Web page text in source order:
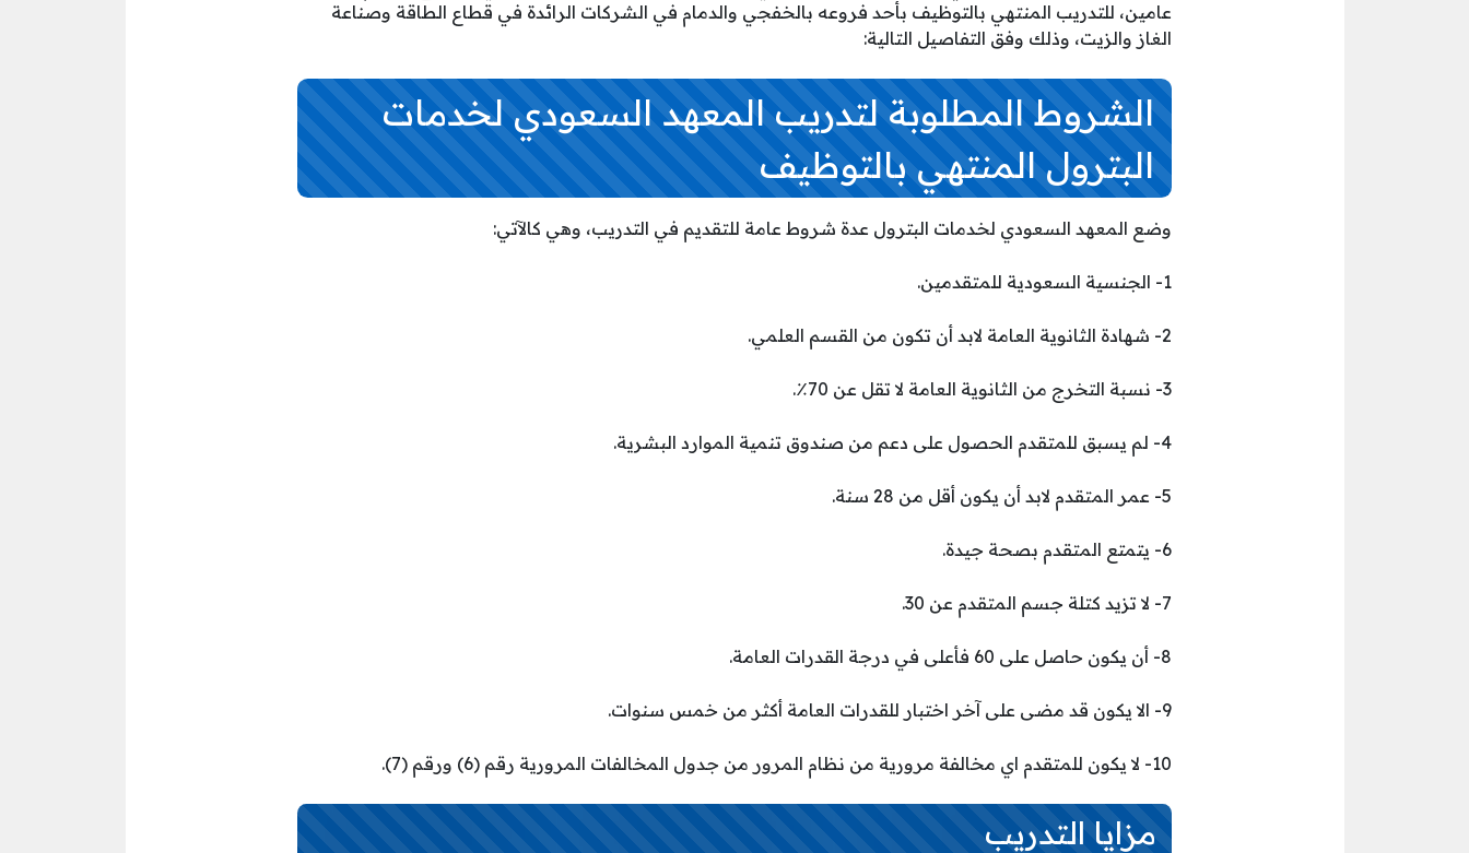
عامين، للتدريب المنتهي بالتوظيف بأحد فروعه بالخفجي والدمام في الشركات الرائدة في قطاع الطاقة وصناعة
الغاز والزيت، وذلك وفق التفاصيل التالية:
الشروط المطلوبة لتدريب المعهد السعودي لخدمات
البترول المنتهي بالتوظيف
وضع المعهد السعودي لخدمات البترول عدة شروط عامة للتقديم في التدريب، وهي كالآتي:
1- الجنسية السعودية للمتقدمين.
2- شهادة الثانوية العامة لابد أن تكون من القسم العلمي.
3- نسبة التخرج من الثانوية العامة لا تقل عن 70٪.
4- لم يسبق للمتقدم الحصول على دعم من صندوق تنمية الموارد البشرية.
5- عمر المتقدم لابد أن يكون أقل من 28 سنة.
6- يتمتع المتقدم بصحة جيدة.
7- لا تزيد كتلة جسم المتقدم عن 30.
8- أن يكون حاصل على 60 فأعلى في درجة القدرات العامة.
9- الا يكون قد مضى على آخر اختبار للقدرات العامة أكثر من خمس سنوات.
10- لا يكون للمتقدم اي مخالفة مرورية من نظام المرور من جدول المخالفات المرورية رقم (6) ورقم (7).
مزايا التدريب